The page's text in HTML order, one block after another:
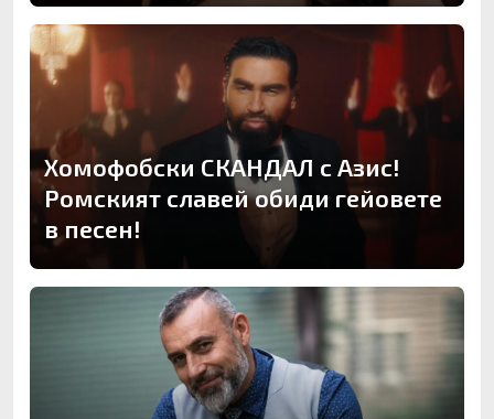
Хомофобски СКАНДАЛ с Азис!
Ромският славей обиди гейовете
в песен!